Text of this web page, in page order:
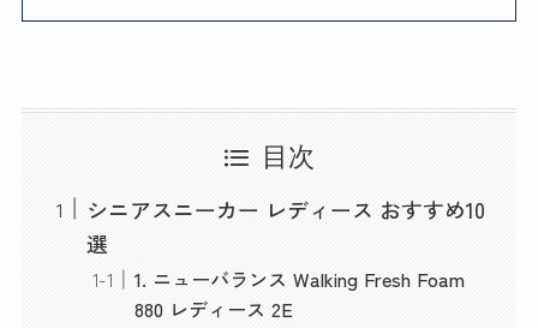
目次
シニアスニーカー レディース おすすめ10
選
1. ニューバランス Walking Fresh Foam
880 レディース 2E